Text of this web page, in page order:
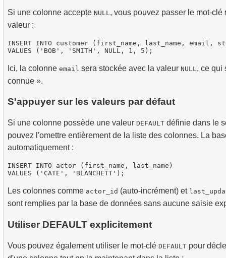
Si une colonne accepte NULL , vous pouvez passer le mot-clé
valeur :
INSERT INTO customer (first_name, last_name, email,
Ici, la colonne email sera stockée avec la valeur NULL , ce qui
connue ».
S'appuyer sur les valeurs par défaut
Si une colonne possède une valeur DEFAULT définie dans le
pouvez l'omettre entièrement de la liste des colonnes. La
automatiquement :
INSERT INTO actor (first_name, last_name)
Les colonnes comme actor_id (auto-incrément) et
sont remplies par la base de données sans aucune saisie
Utiliser DEFAULT explicitement
Vous pouvez également utiliser le mot-clé DEFAULT pour